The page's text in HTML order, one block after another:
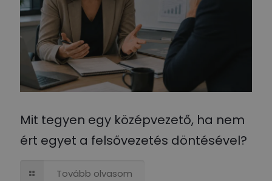
Mit tegyen egy középvezető, ha nem
ért egyet a felsővezetés döntésével?
Tovább olvasom